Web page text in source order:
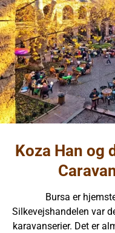
Koza Han og
Bursa er
Silkevejshandelen var
karavanserier. Det er